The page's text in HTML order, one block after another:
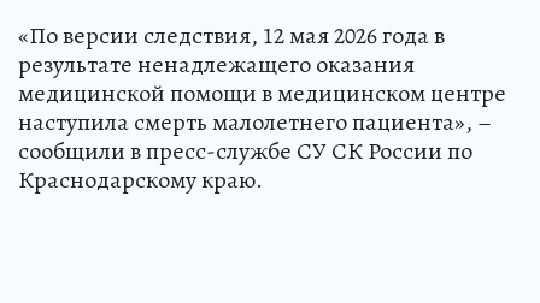
«По версии следствия, 12 мая 2026 года в
результате ненадлежащего оказания
медицинской помощи в медицинском центре
наступила смерть малолетнего пациента», –
сообщили в пресс-службе СУ СК России по
Краснодарскому краю.